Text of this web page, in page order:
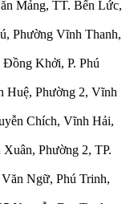
Mảng, TT. Bến Lức,
Phường Vĩnh Thanh,
Khởi, P. Phú
Huệ, Phường 2, Vĩnh
Chích, Vĩnh Hải,
Phường 2, TP.
Ngữ, Phú Trinh,